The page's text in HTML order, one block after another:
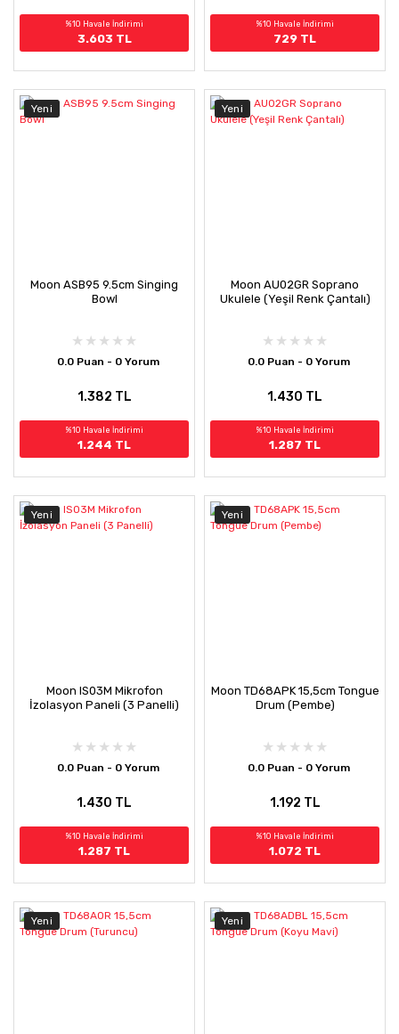
%10 Havale İndirimi
3.603 TL
%10 Havale İndirimi
729 TL
Yeni
Moon ASB95 9.5cm Singing
Bowl
0.0 Puan - 0 Yorum
1.382 TL
%10 Havale İndirimi
1.244 TL
Yeni
Moon AU02GR Soprano
Ukulele (Yeşil Renk Çantalı)
0.0 Puan - 0 Yorum
1.430 TL
%10 Havale İndirimi
1.287 TL
Yeni
Moon IS03M Mikrofon
İzolasyon Paneli (3 Panelli)
0.0 Puan - 0 Yorum
1.430 TL
%10 Havale İndirimi
1.287 TL
Yeni
Moon TD68APK 15,5cm Tongue
Drum (Pembe)
0.0 Puan - 0 Yorum
1.192 TL
%10 Havale İndirimi
1.072 TL
Yeni Yeni